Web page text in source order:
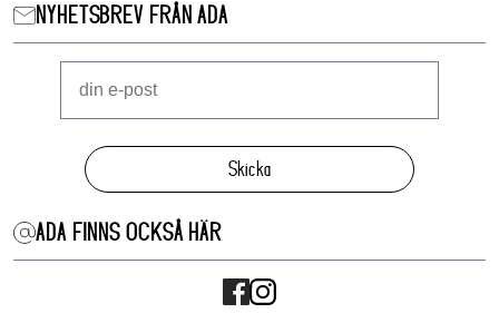
NYHETSBREV FRÅN ADA
Skicka
ADA FINNS OCKSÅ HÄR